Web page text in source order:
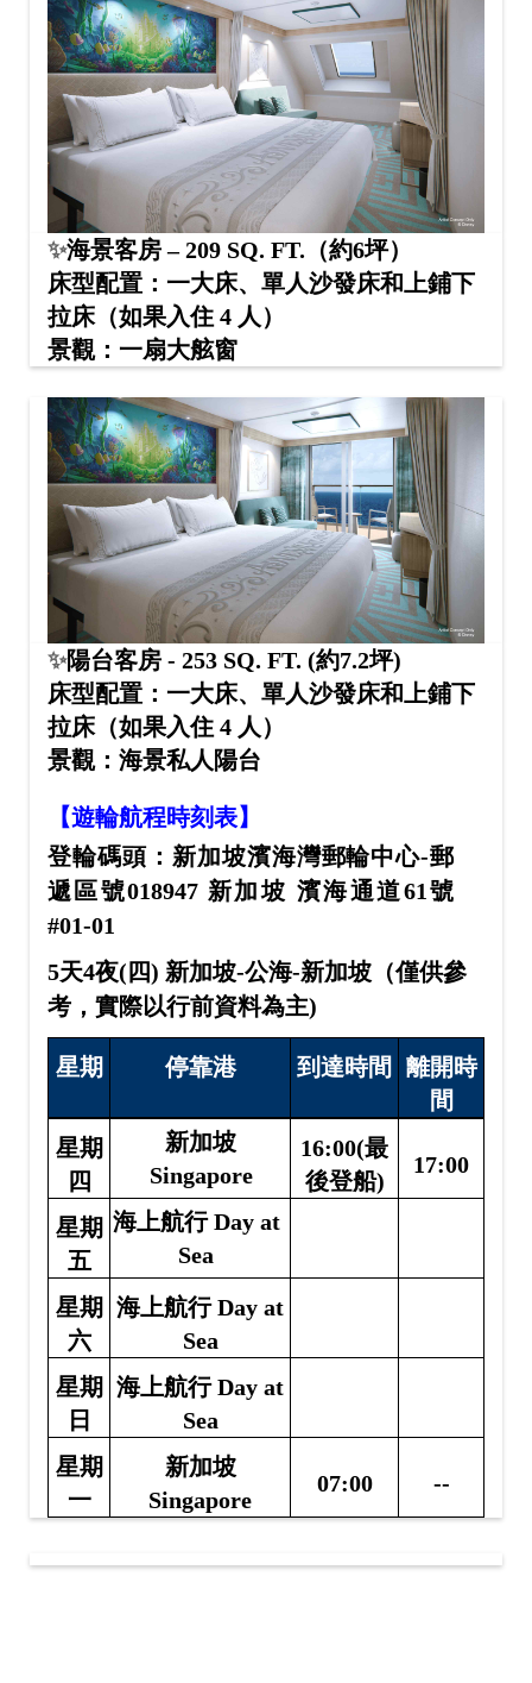
✨海景客房 – 209 SQ. FT.（約6坪）
床型配置：一大床、單人沙發床和上鋪下
拉床（如果入住 4 人）
景觀：一扇大舷窗
✨陽台客房 - 253 SQ. FT. (約7.2坪)
床型配置：一大床、單人沙發床和上鋪下
拉床（如果入住 4 人）
景觀：海景私人陽台
【遊輪航程時刻表】
登輪碼頭： 新加坡濱海灣郵輪中心-郵
遞區號018947 新加坡 濱海通道61 號
#01-01
5天4夜(四) 新加坡-公海-新加坡（僅供參
考，實際以行前資料為主)
星期 停靠港 到達時間
離開時
間
星期
四
新加坡
Singapore
16:00(最
後登船)
17:00
星期
五
海上航行Day at
Sea
星期
六
海上航行Day at
Sea
星期
日
海上航行Day at
Sea
星期
一
新加坡
Singapore
07:00 --